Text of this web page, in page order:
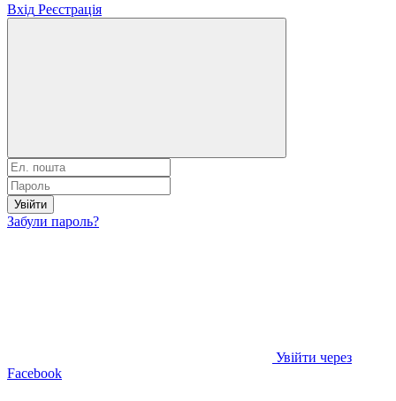
Вхід Реєстрація
Увійти
Забули пароль?
Увійти через
Facebook